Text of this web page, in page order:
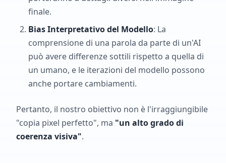
finale.
Bias Interpretativo del Modello: La
comprensione di una parola da parte di un'AI
può avere differenze sottili rispetto a quella di
un umano, e le iterazioni del modello possono
anche portare cambiamenti.
Pertanto, il nostro obiettivo non è l'irraggiungibile
"copia pixel perfetto", ma "un alto grado di
coerenza visiva".